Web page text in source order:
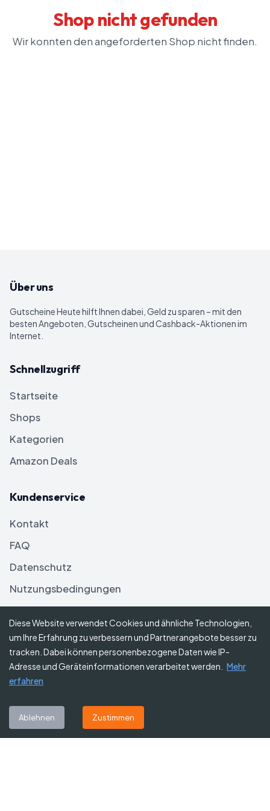
Shop nicht gefunden
Wir konnten den angeforderten Shop nicht finden.
Über uns
Gutscheine Heutehilft Ihnen dabei, Geld zu sparen – mit den
besten Angeboten, Gutscheinen und Cashback-Aktionen im
Internet.
Schnellzugriff
Startseite
Shops
Kategorien
Amazon Deals
Kundenservice
Kontakt
FAQ
Datenschutz
Nutzungsbedingungen
Haftungsausschluss
Folgen Sie uns
Diese Website verwendet Cookies und ähnliche Technologien,
um Ihre Erfahrung zu verbessern und Partnerangebote besser zu
tracken. Dabei können personenbezogene Daten wie IP-
Adresse und Geräteinformationen verarbeitet werden.
Mehr
erfahren
Ablehnen Zustimmen